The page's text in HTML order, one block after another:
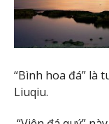
“Bình hoa đá” là
Liuqiu.